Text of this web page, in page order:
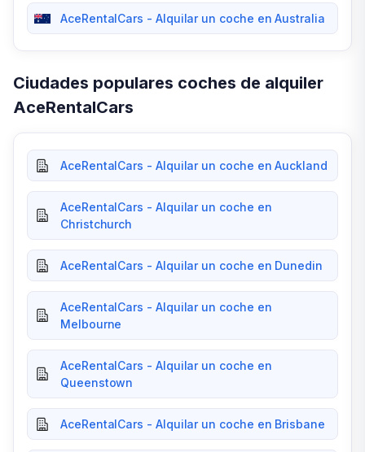
AceRentalCars - Alquilar un coche en Australia
Ciudades populares coches de alquiler
AceRentalCars
AceRentalCars - Alquilar un coche en Auckland
AceRentalCars - Alquilar un coche en
Christchurch
AceRentalCars - Alquilar un coche en Dunedin
AceRentalCars - Alquilar un coche en
Melbourne
AceRentalCars - Alquilar un coche en
Queenstown
AceRentalCars - Alquilar un coche en Brisbane